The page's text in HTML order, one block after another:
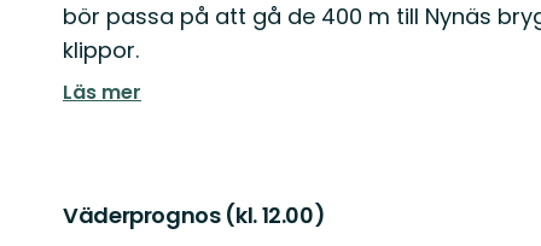
bör passa på att gå de 400 m till Nynäs
klippor.
Läs mer
Väderprognos (kl. 12.00)